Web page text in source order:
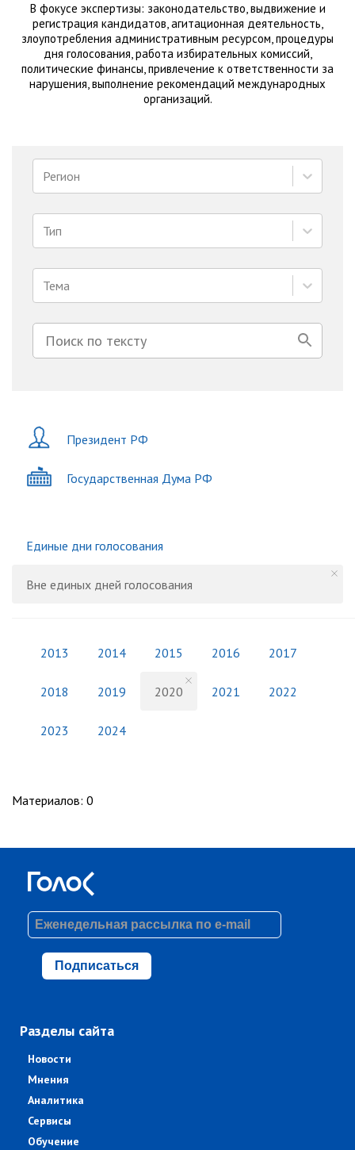
В фокусе экспертизы: законодательство, выдвижение и
регистрация кандидатов, агитационная деятельность,
злоупотребления административным ресурсом, процедуры
дня голосования, работа избирательных комиссий,
политические финансы, привлечение к ответственности за
нарушения, выполнение рекомендаций международных
организаций.
Регион
Тип
Тема
Президент РФ
Государственная Дума РФ
Единые дни голосования
Вне единых дней голосования
2013 2014 2015 2016 2017
2018 2019 2020 2021 2022
2023 2024
Материалов: 0
Подписаться
Разделы сайта
Новости
Мнения
Аналитика
Сервисы
Обучение